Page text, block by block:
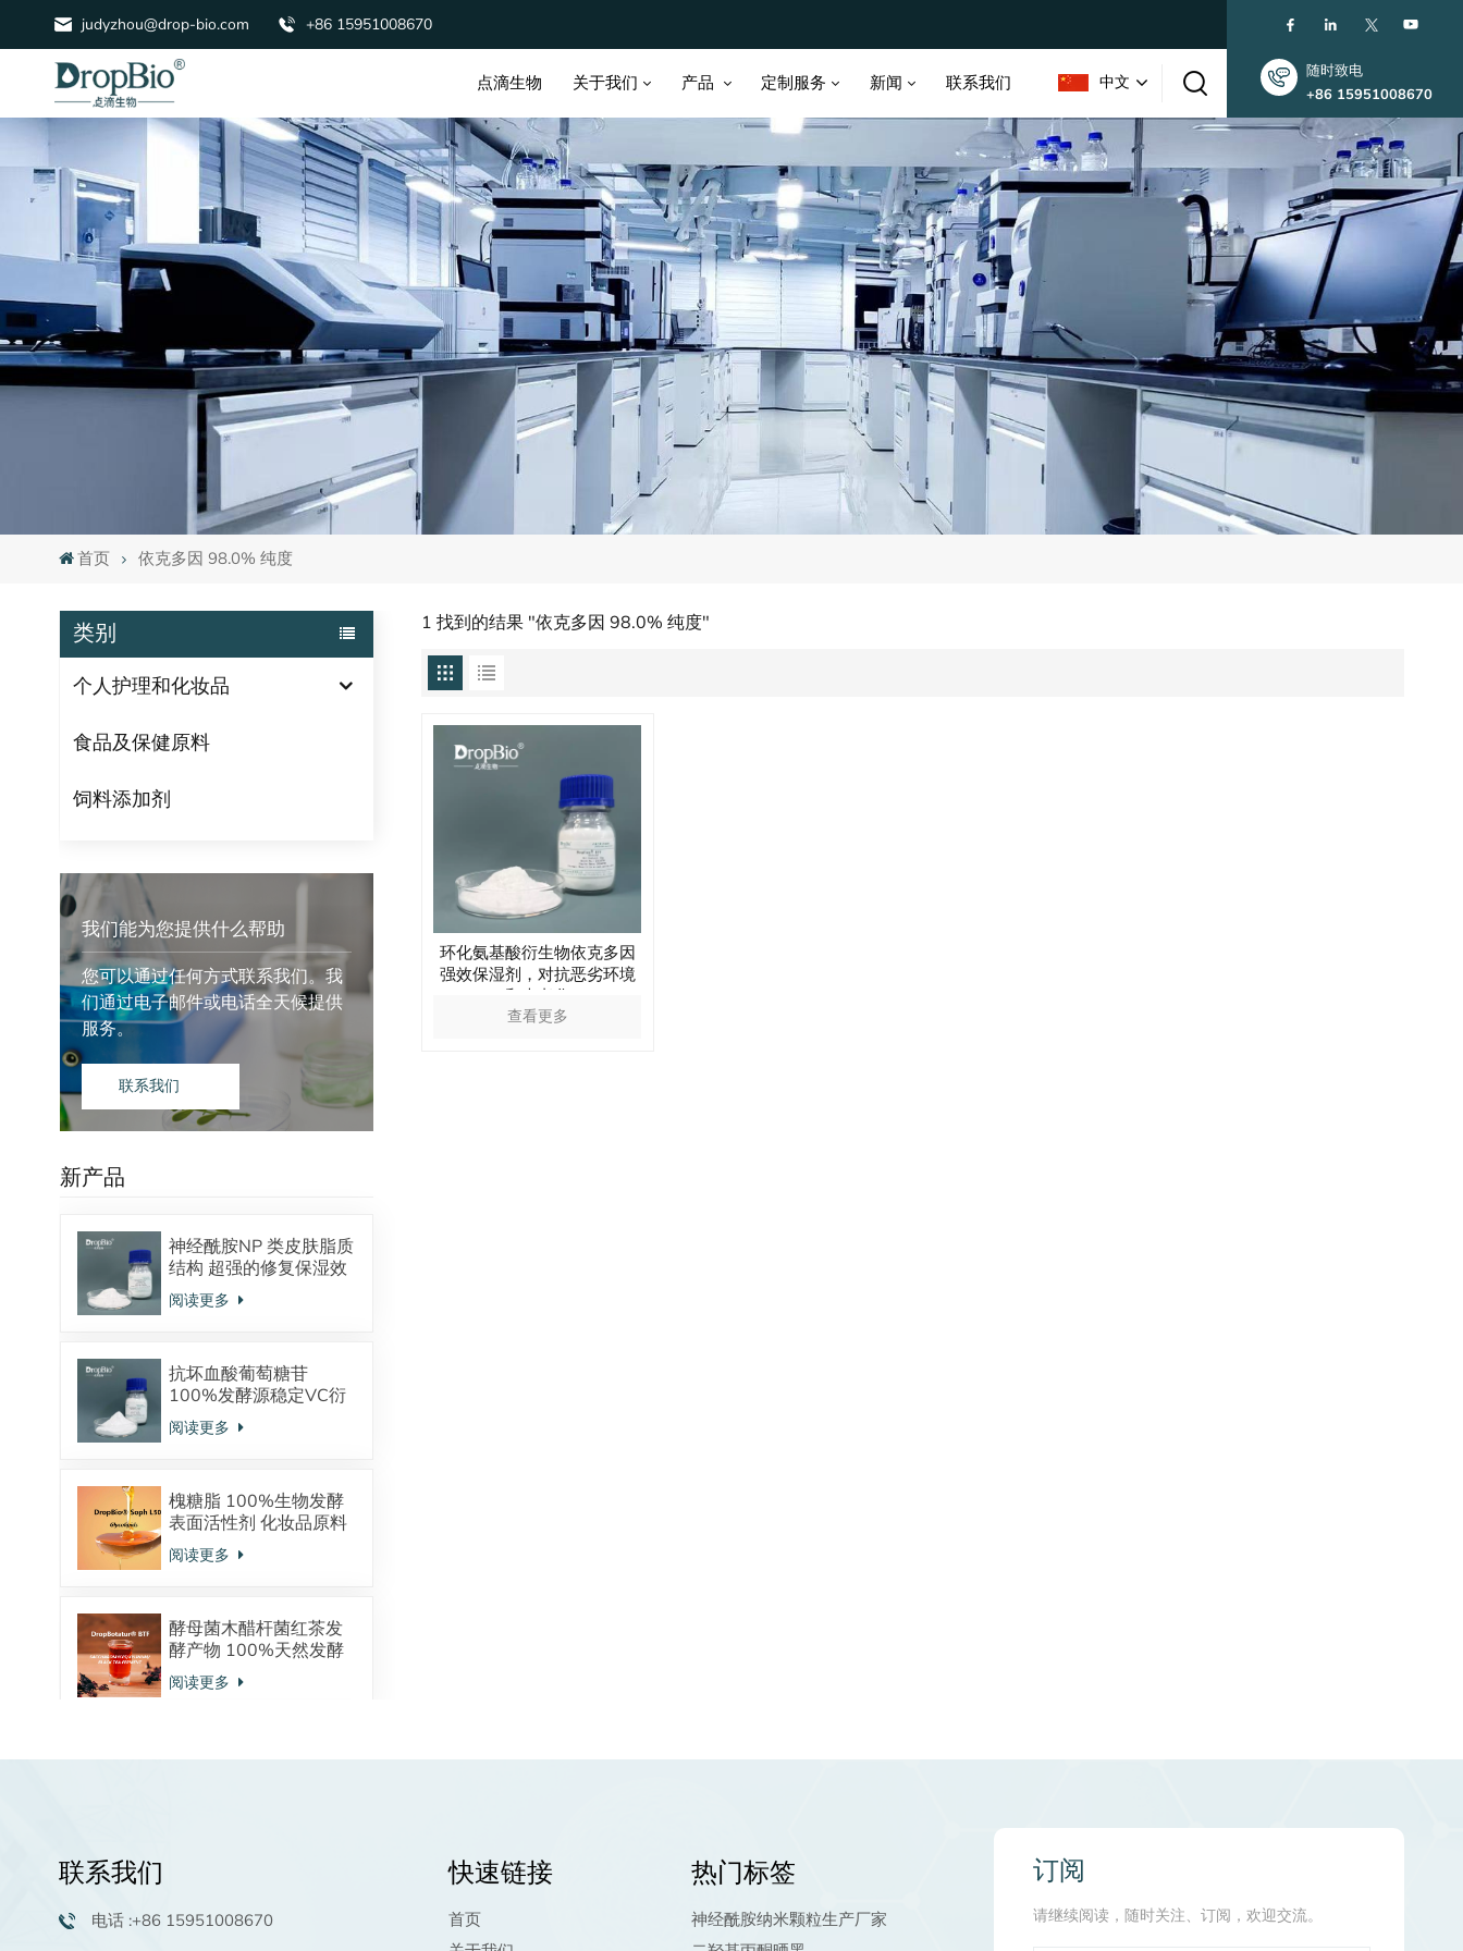
judyzhou@drop-bio.com +86 15951008670
点滴生物 关于我们 产品 定制服务 新闻 联系我们 中文
English
中文
随时致电
+86 15951008670
首页 依克多因 98.0% 纯度
类别
个人护理和化妆品
食品及保健原料
饲料添加剂
我们能为您提供什么帮助
您可以通过任何方式联系我们。我
们通过电子邮件或电话全天候提供
服务。
联系我们
新产品
神经酰胺NP 类皮肤脂质
结构 超强的修复保湿效
果 对抗皮炎效果显著
阅读更多
抗坏血酸葡萄糖苷
100%发酵源稳定VC衍
生物 美白抗氧化
阅读更多
槐糖脂 100%生物发酵
表面活性剂 化妆品原料
酸型内酯型混合物
阅读更多
酵母菌木醋杆菌红茶发
酵产物 100%天然发酵
来源 调节皮肤微生态
阅读更多
植物鞘氨醇：天然发酵
末供应商
1 找到的结果 "依克多因 98.0% 纯度"
环化氨基酸衍生物依克多因
强效保湿剂，对抗恶劣环境
和光老化
查看更多
联系我们
电话 :+86 15951008670
快速链接
首页
热门标签
神经酰胺纳米颗粒生产厂家
订阅
请继续阅读，随时关注、订阅，欢迎交流。